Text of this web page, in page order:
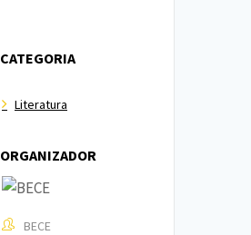
CATEGORIA
Literatura
ORGANIZADOR
BECE